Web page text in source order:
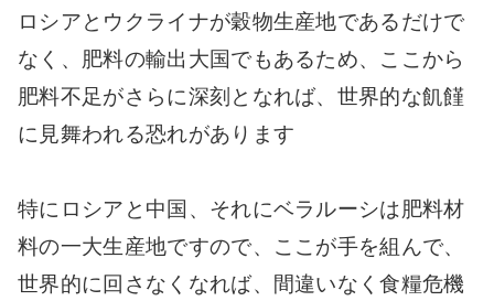
ロシアとウクライナが穀物生産地であるだけで
なく、肥料の輸出大国でもあるため、ここから
肥料不足がさらに深刻となれば、世界的な飢饉
に見舞われる恐れがあります
特にロシアと中国、それにベラルーシは肥料材
料の一大生産地ですので、ここが手を組んで、
世界的に回さなくなれば、間違いなく食糧危機